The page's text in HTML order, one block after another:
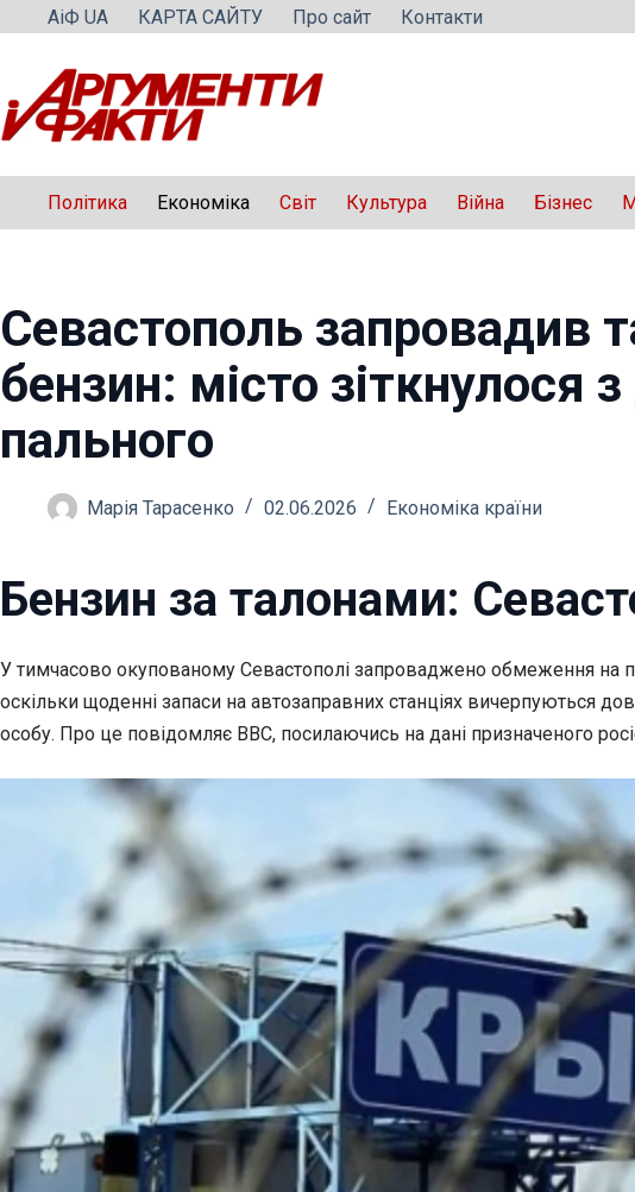
Перейти
вмісту
АіФ UA КАРТА САЙТУ Про сайт Контакти
Політика Економіка Світ Культура Війна Бізнес
Севастополь запровадив
бензин: місто зіткнулося
пального
Марія Тарасенко 02.06.2026 Економіка країни
Бензин за талонами:
У тимчасово окупованому Севастополі запроваджено обмеження на
оскільки щоденні запаси на автозаправних станціях вичерпуються
особу. Про це повідомляє BBC, посилаючись на дані призначеного